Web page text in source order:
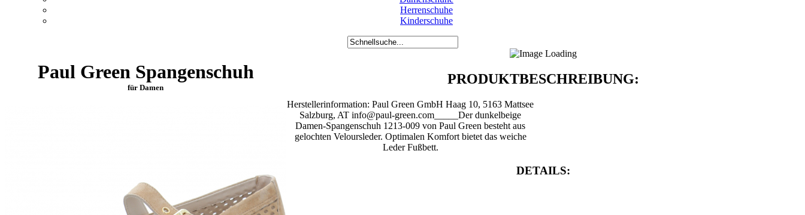
Herrenschuhe
Kinderschuhe
Paul Green Spangenschuh
für Damen
PRODUKTBESCHREIBUNG:
Herstellerinformation: Paul Green GmbH Haag 10, 5163 Mattsee
Salzburg, AT info@paul-green.com_____Der dunkelbeige
Damen-Spangenschuh 1213-009 von Paul Green besteht aus
gelochten Veloursleder. Optimalen Komfort bietet das weiche
Leder Fußbett.
DETAILS: